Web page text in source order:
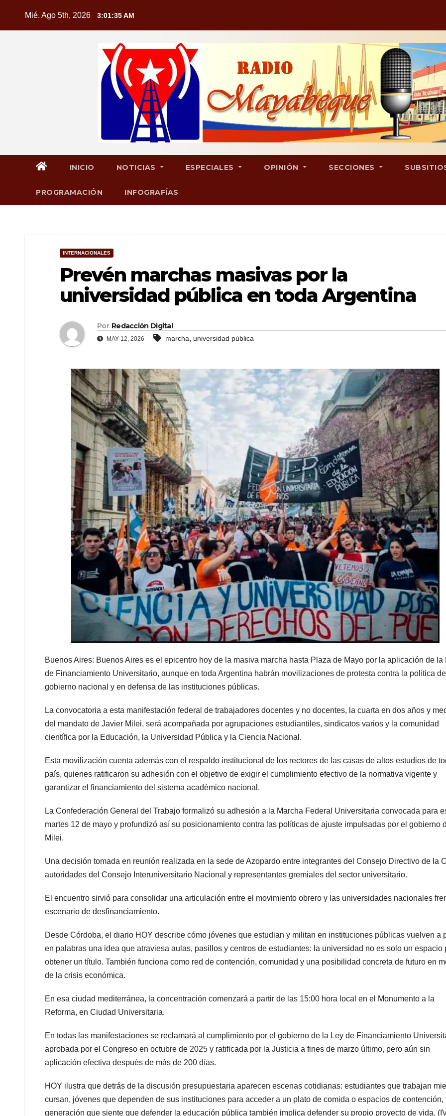
Mié. Ago 5th, 2026 3:01:36 AM
INICIO NOTICIAS ESPECIALES OPINIÓN SECCIONES
PROGRAMACIÓN INFOGRAFÍAS
INTERNACIONALES
Prevén marchas masivas por la
universidad pública en toda Argentina
Por Redacción Digital
MAY 12, 2026 marcha, universidad pública
Buenos Aires: Buenos Aires es el epicentro hoy de la masiva marcha hasta Plaza de Mayo por la aplicación de la
de Financiamiento Universitario, aunque en toda Argentina habrán movilizaciones de protesta contra la política
gobierno nacional y en defensa de las instituciones públicas.
La convocatoria a esta manifestación federal de trabajadores docentes y no docentes, la cuarta en dos años y
del mandato de Javier Milei, será acompañada por agrupaciones estudiantiles, sindicatos varios y la comunidad
científica por la Educación, la Universidad Pública y la Ciencia Nacional.
Esta movilización cuenta además con el respaldo institucional de los rectores de las casas de altos estudios de
país, quienes ratificaron su adhesión con el objetivo de exigir el cumplimiento efectivo de la normativa vigente y
garantizar el financiamiento del sistema académico nacional.
La Confederación General del Trabajo formalizó su adhesión a la Marcha Federal Universitaria convocada para
martes 12 de mayo y profundizó así su posicionamiento contra las políticas de ajuste impulsadas por el gobierno
Milei.
Una decisión tomada en reunión realizada en la sede de Azopardo entre integrantes del Consejo Directivo de la
autoridades del Consejo Interuniversitario Nacional y representantes gremiales del sector universitario.
El encuentro sirvió para consolidar una articulación entre el movimiento obrero y las universidades nacionales
escenario de desfinanciamiento.
Desde Córdoba, el diario HOY describe cómo jóvenes que estudian y militan en instituciones públicas vuelven a
en palabras una idea que atraviesa aulas, pasillos y centros de estudiantes: la universidad no es solo un espacio
obtener un título. También funciona como red de contención, comunidad y una posibilidad concreta de futuro en
de la crisis económica.
En esa ciudad mediterránea, la concentración comenzará a partir de las 15:00 hora local en el Monumento a la
Reforma, en Ciudad Universitaria.
En todas las manifestaciones se reclamará al cumplimiento por el gobierno de la Ley de Financiamiento
aprobada por el Congreso en octubre de 2025 y ratificada por la Justicia a fines de marzo último, pero aún sin
aplicación efectiva después de más de 200 días.
HOY ilustra que detrás de la discusión presupuestaria aparecen escenas cotidianas: estudiantes que trabajan
cursan, jóvenes que dependen de sus instituciones para acceder a un plato de comida o espacios de contención,
generación que siente que defender la educación pública también implica defender su propio proyecto de vida.